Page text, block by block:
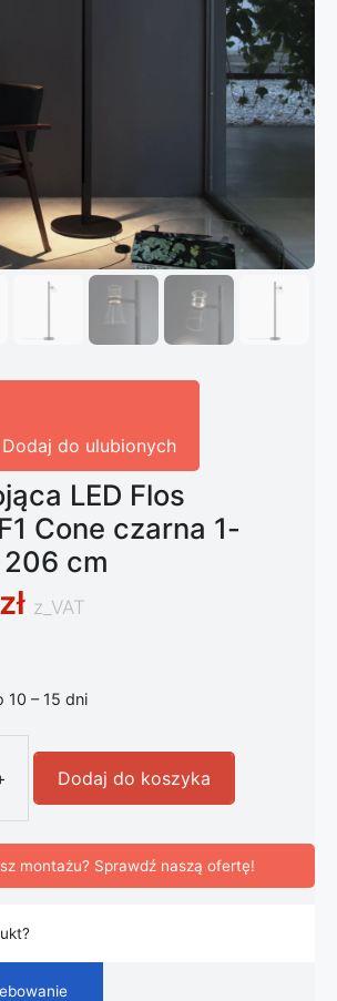
Dodaj do ulubionych
LED Flos
Cone czarna 1-
cm
zł z_VAT
10 – 15 dni
ilość Lampa stojąca LED Flos
Dodaj do koszyka
montażu? Sprawdź naszą ofertę!